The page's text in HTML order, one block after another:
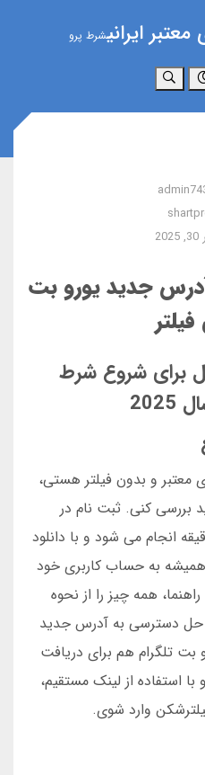
ایرانیشرط پرو
جدید یورو بت
برای شروع شرط
و بدون فیلتر هستی،
بررسی کنی. ثبت نام در
یورو بت در کمتر از 2 دقیقه انجام می شود و با دانلود
به حساب کاربری خود
همه چیز را از نحوه
حل دسترسی به آدرس جدید
بت تلگرام هم برای دریافت
استفاده از لینک مستقیم،
وارد شوی.